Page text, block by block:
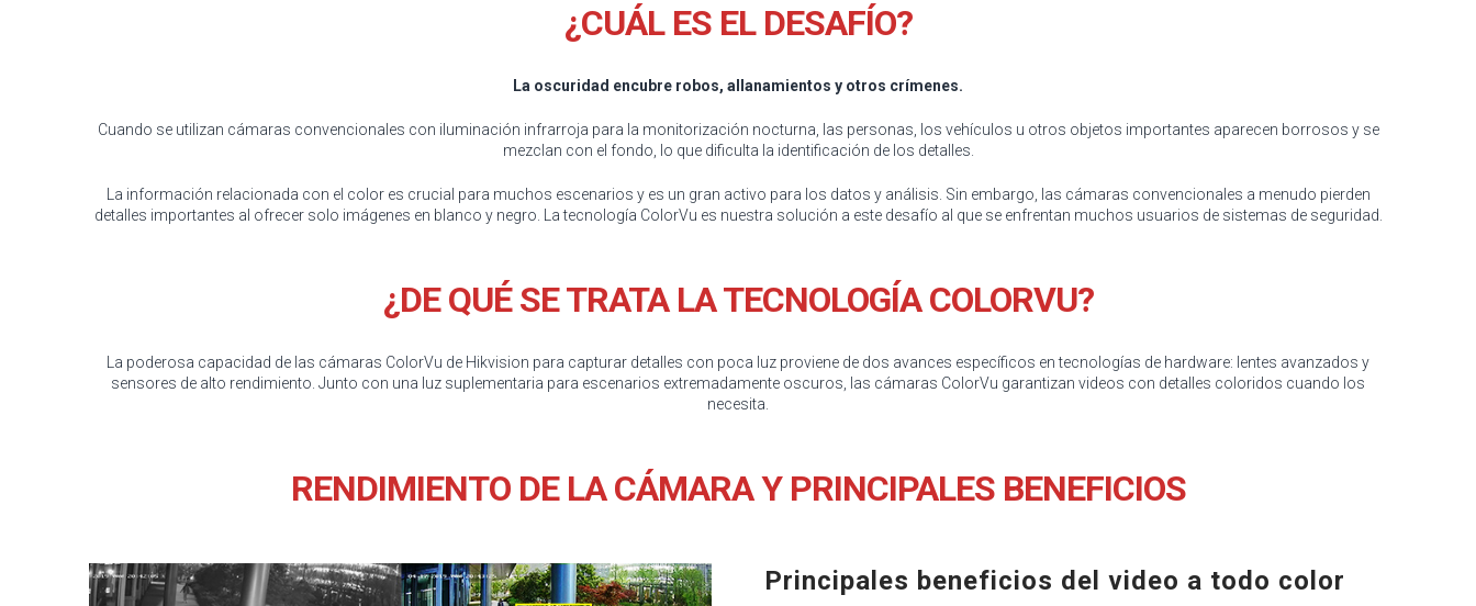
¿CUÁL ES EL DESAFÍO?
La oscuridad encubre robos, allanamientos y otros crímenes.
Cuando se utilizan cámaras convencionales con iluminación infrarroja para la monitorización nocturna, las personas, los vehículos u otros objetos importantes aparecen borrosos y se
mezclan con el fondo, lo que dificulta la identificación de los detalles.
La información relacionada con el color es crucial para muchos escenarios y es un gran activo para los datos y análisis. Sin embargo, las cámaras convencionales a menudo pierden
detalles importantes al ofrecer solo imágenes en blanco y negro. La tecnología ColorVu es nuestra solución a este desafío al que se enfrentan muchos usuarios de sistemas de seguridad.
¿DE QUÉ SE TRATA LA TECNOLOGÍA COLORVU?
La poderosa capacidad de las cámaras ColorVu de Hikvision para capturar detalles con poca luz proviene de dos avances específicos en tecnologías de hardware: lentes avanzados y
sensores de alto rendimiento. Junto con una luz suplementaria para escenarios extremadamente oscuros, las cámaras ColorVu garantizan videos con detalles coloridos cuando los
necesita.
RENDIMIENTO DE LA CÁMARA Y PRINCIPALES BENEFICIOS
Principales beneficios del video a todo color